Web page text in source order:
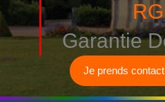
Garantie
Je prends